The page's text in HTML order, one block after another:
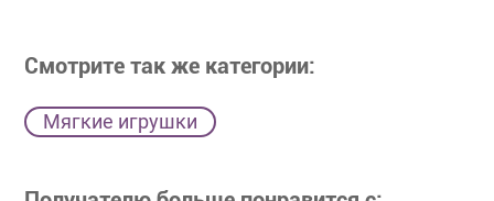
Смотрите так же категории:
Мягкие игрушки